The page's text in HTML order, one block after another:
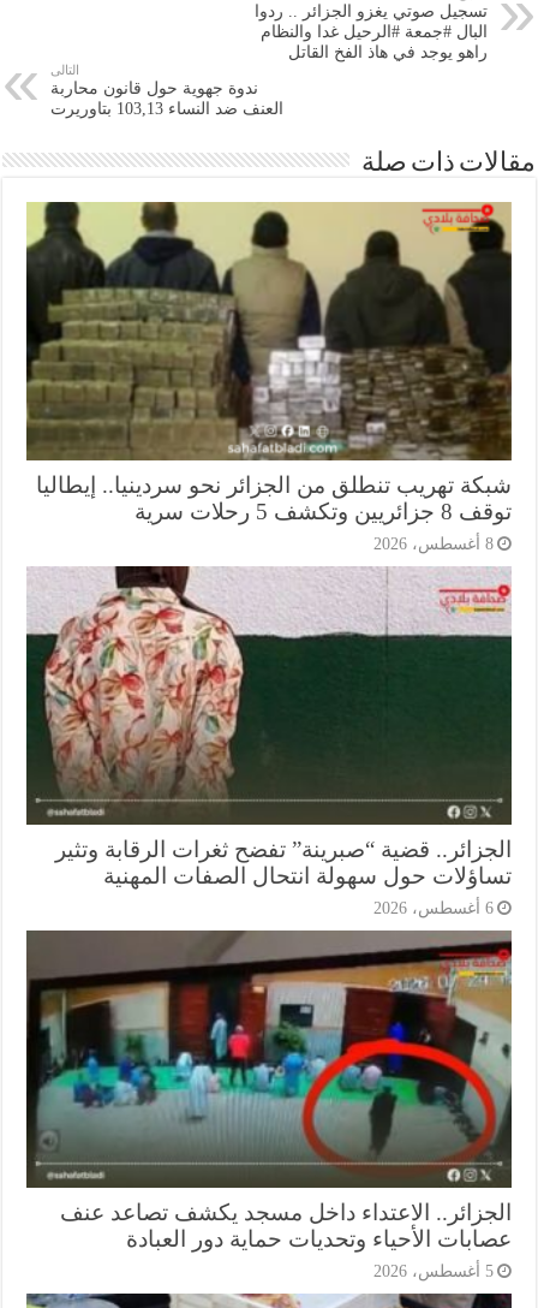
تسجيل صوتي يغزو الجزائر .. ردوا
البال #جمعة #الرحيل غدا والنظام
راهو يوجد في هاذ الفخ القاتل
ندوة جهوية حول قانون محاربة
العنف ضد النساء 103,13 بتاوريرت
ذات صلة
تهريب تنطلق من الجزائر نحو سردينيا.. إيطاليا
وتكشف 5 رحلات سرية
قضية “صبرينة” تفضح ثغرات الرقابة وتثير
حول سهولة انتحال الصفات المهنية
الاعتداء داخل مسجد يكشف تصاعد عنف
الأحياء وتحديات حماية دور العبادة